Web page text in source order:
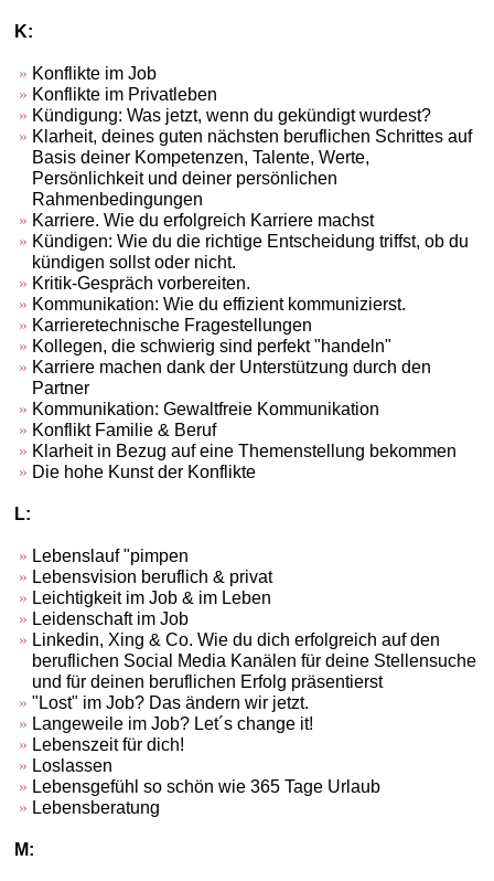
K:
Konflikte im Job
Konflikte im Privatleben
Kündigung: Was jetzt, wenn du gekündigt wurdest?
Klarheit, deines guten nächsten beruflichen Schrittes auf
Basis deiner Kompetenzen, Talente, Werte,
Persönlichkeit und deiner persönlichen
Rahmenbedingungen
Karriere. Wie du erfolgreich Karriere machst
Kündigen: Wie du die richtige Entscheidung triffst, ob du
kündigen sollst oder nicht.
Kritik-Gespräch vorbereiten.
Kommunikation: Wie du effizient kommunizierst.
Karrieretechnische Fragestellungen
Kollegen, die schwierig sind perfekt "handeln"
Karriere machen dank der Unterstützung durch den
Partner
Kommunikation: Gewaltfreie Kommunikation
Konflikt Familie & Beruf
Klarheit in Bezug auf eine Themenstellung bekommen
Die hohe Kunst der Konflikte
L:
Lebenslauf "pimpen
Lebensvision beruflich & privat
Leichtigkeit im Job & im Leben
Leidenschaft im Job
Linkedin, Xing & Co. Wie du dich erfolgreich auf den
beruflichen Social Media Kanälen für deine Stellensuche
und für deinen beruflichen Erfolg präsentierst
"Lost" im Job? Das ändern wir jetzt.
Langeweile im Job? Let´s change it!
Lebenszeit für dich!
Loslassen
Lebensgefühl so schön wie 365 Tage Urlaub
Lebensberatung
M: